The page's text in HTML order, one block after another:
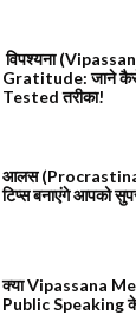
विपश्यना
Gratitude: जाने
Tested तरीका!
आलस
टिप्स बनाएंगे आपको
क्या Vipassana
Public Speaking